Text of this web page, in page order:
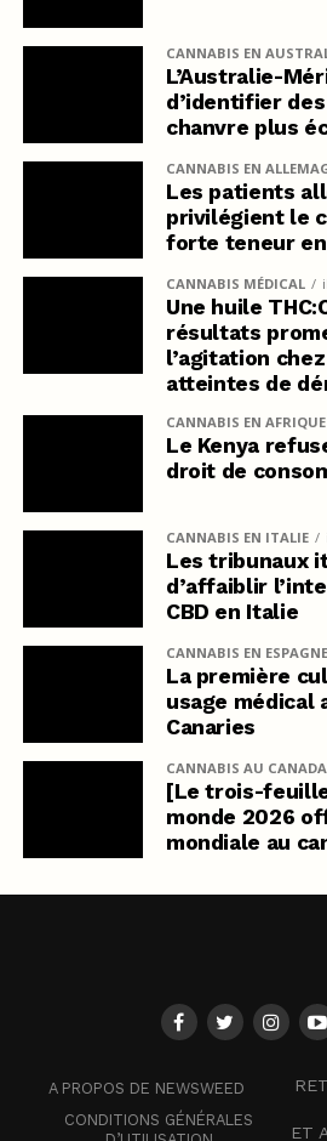
CANNABIS EN
L’Australie-
d’identifier
chanvre plus
CANNABIS EN
Les patients
privilégient le
forte teneur en
CANNABIS MÉDICAL
Une huile
résultats
l’agitation
atteintes de
CANNABIS EN AFRIQUE
Le Kenya
droit de
CANNABIS EN ITALIE
Les tribunaux
d’affaiblir
CBD en Italie
CANNABIS EN ESPAGNE
La première
usage médical
Canaries
CANNABIS AU CANADA
[Le trois-
monde 2026
mondiale au
A PROPOS DE NEWSWEED
CONDITIONS GÉNÉRALES
ET